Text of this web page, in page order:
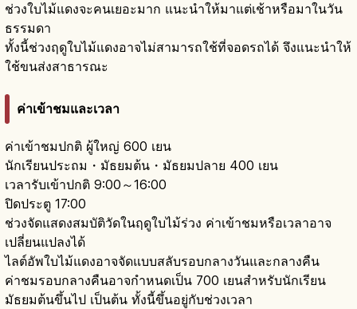
ช่วงใบไม้แดงจะคนเยอะมาก แนะนำให้มาแต่เช้าหรือมาในวัน
ธรรมดา
ทั้งนี้ช่วงฤดูใบไม้แดงอาจไม่สามารถใช้ที่จอดรถได้ จึงแนะนำให้
ใช้ขนส่งสาธารณะ
ค่าเข้าชมและเวลา
ค่าเข้าชมปกติ ผู้ใหญ่ 600 เยน
นักเรียนประถม・มัธยมต้น・มัธยมปลาย 400 เยน
เวลารับเข้าปกติ 9:00～16:00
ปิดประตู 17:00
ช่วงจัดแสดงสมบัติวัดในฤดูใบไม้ร่วง ค่าเข้าชมหรือเวลาอาจ
เปลี่ยนแปลงได้
ไลต์อัพใบไม้แดงอาจจัดแบบสลับรอบกลางวันและกลางคืน
ค่าชมรอบกลางคืนอาจกำหนดเป็น 700 เยนสำหรับนักเรียน
มัธยมต้นขึ้นไป เป็นต้น ทั้งนี้ขึ้นอยู่กับช่วงเวลา